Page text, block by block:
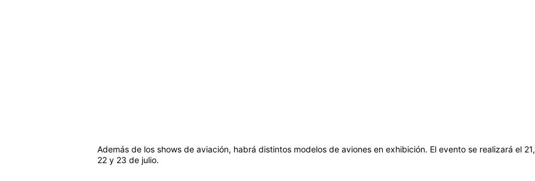
Además de los shows de aviación, habrá distintos modelos de aviones en exhibición. El evento se realizará el 21,
22 y 23 de julio.